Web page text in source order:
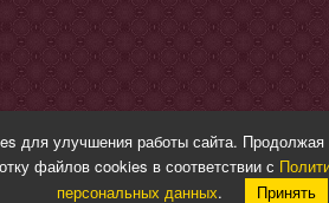
для улучшения работы сайта. Продолжая
файлов cookies в соответствии с
персональных данных. Принять